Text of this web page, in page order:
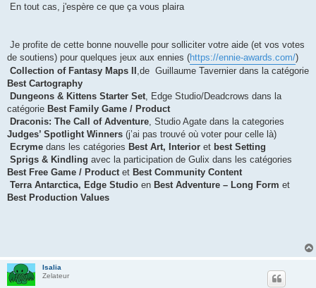
En tout cas, j'espère ce que ça vous plaira
Je profite de cette bonne nouvelle pour solliciter votre aide (et vos votes
de soutiens) pour quelques jeux aux ennies (https://ennie-awards.com/)
Collection of Fantasy Maps II ,de Guillaume Tavernier dans la catégorie
Best Cartography
Dungeons & Kittens Starter Set , Edge Studio/Deadcrows dans la
catégorie Best Family Game / Product
Draconis: The Call of Adventure , Studio Agate dans la categories
Judges’ Spotlight Winners (j’ai pas trouvé où voter pour celle là)
Ecryme dans les catégories Best Art, Interior et best Setting
Sprigs & Kindling avec la participation de Gulix dans les catégories
Best Free Game / Product et Best Community Content
Terra Antarctica, Edge Studio en Best Adventure – Long Form et
Best Production Values
Isalia
Zelateur